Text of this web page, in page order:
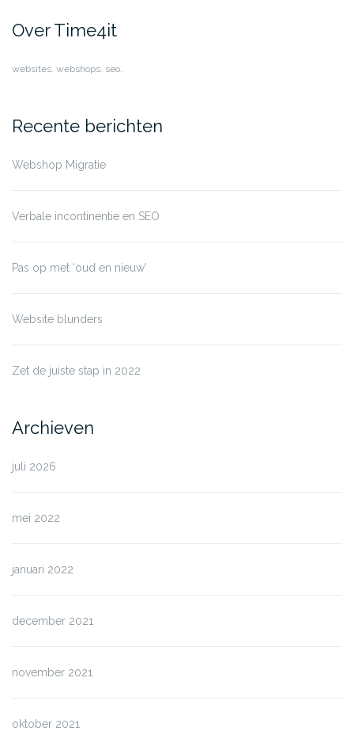
Over Time4it
websites. webshops. seo.
Recente berichten
Webshop Migratie
Verbale incontinentie en SEO
Pas op met ‘oud en nieuw’
Website blunders
Zet de juiste stap in 2022
Archieven
juli 2026
mei 2022
januari 2022
december 2021
november 2021
oktober 2021